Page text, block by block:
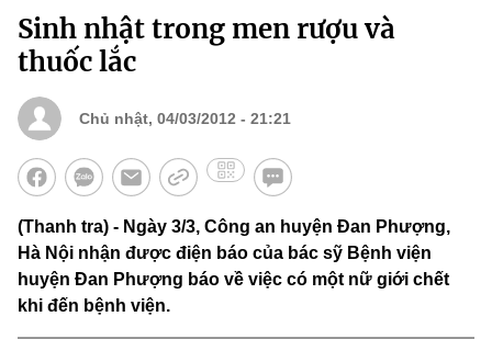
Sinh nhật trong men rượu và
thuốc lắc
Chủ nhật, 04/03/2012 - 21:21
(Thanh tra) - Ngày 3/3, Công an huyện Đan Phượng,
Hà Nội nhận được điện báo của bác sỹ Bệnh viện
huyện Đan Phượng báo về việc có một nữ giới chết
khi đến bệnh viện.